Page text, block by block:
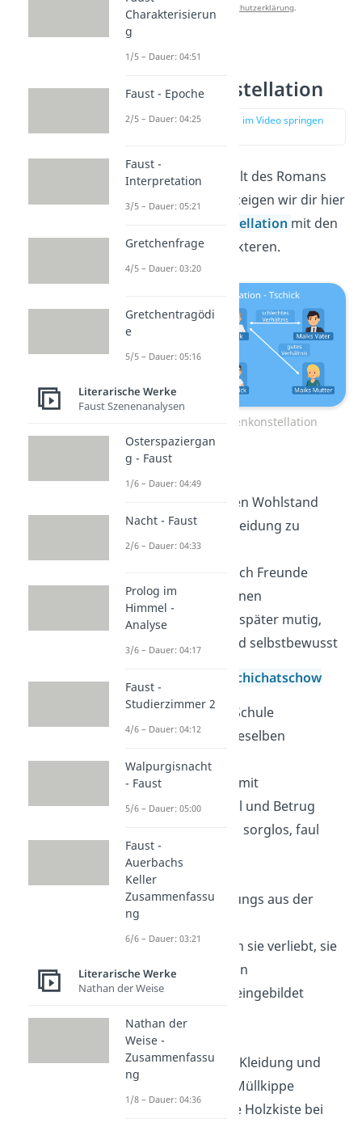
unserer Datenschutzerklärung.
Tschick —
Figurenkonstellation
zur Stelle im Video springen
Damit du den Inhalt des Romans
besser verstehst, zeigen wir dir hier
Figurenkonstellation mit den
wichtigsten Charakteren.
Tschick – Figurenkonstellation
Maik Klingenberg
versucht, seinen Wohlstand
durch billige Kleidung zu
verstecken
hatte nie wirklich Freunde
kann gut zeichnen
anfangs feige, später mutig,
risikobereit und selbstbewusst
Tschick, Andrej Tschichatschow
neu an Maiks Schule
trägt immer dieselben
Klamotten
hat Erfahrung mit
Ladendiebstahl und Betrug
selbstbewusst, sorglos, faul
Tatjana Cosic
vor allem bei Jungs aus der
Maik ist auch in sie verliebt, sie
aber nicht in ihn
oberflächlich, eingebildet
Isa Schmidt
trägt dreckige Kleidung und
lebt auf einer Müllkippe
hat immer eine Holzkiste bei
Charakterisierun
g
1/5 – Dauer: 04:51
Faust - Epoche
2/5 – Dauer: 04:25
Faust -
Interpretation
3/5 – Dauer: 05:21
Gretchenfrage
4/5 – Dauer: 03:20
Gretchentragödi
e
5/5 – Dauer: 05:16
Literarische Werke
Faust Szenenanalysen
Osterspaziergan
g - Faust
1/6 – Dauer: 04:49
Nacht - Faust
2/6 – Dauer: 04:33
Prolog im
Himmel -
Analyse
3/6 – Dauer: 04:17
Faust -
Studierzimmer 2
4/6 – Dauer: 04:12
Walpurgisnacht
- Faust
5/6 – Dauer: 05:00
Faust -
Auerbachs
Keller
Zusammenfassu
ng
6/6 – Dauer: 03:21
Literarische Werke
Nathan der Weise
Nathan der
Weise -
Zusammenfassu
ng
1/8 – Dauer: 04:36